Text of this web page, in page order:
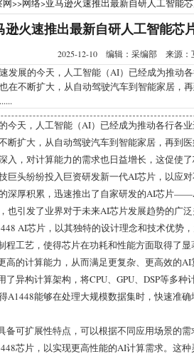
网>>网络>亚马逊火速推出最新自研人工智能
逊火速推出最新自研人工智能芯
2025-12-10 编辑：采编部 来源
展的今天，人工智能（AI）已经成为推动
在不断扩大，从自动驾驶汽车到智能家居，
今天，人工智能（AI）已经成为推动各行各
断扩大，从自动驾驶汽车到智能家居，再到
入，对计算能力的需求也日益增长，这促使了
巨头纷纷投入巨资研发新一代AI芯片，以应
深厚积累，迅速推出了自家研发的AI芯片
也引发了业界对于未来AI芯片发展趋势的广泛
AI芯片，以其独特的设计理念和技术优势
程工艺，使得芯片在功耗和性能方面取得了
高的计算能力，从而满足更复杂、更高效的AI
了异构计算架构，将CPU、GPU、DSP等多
A1448能够在处理大规模数据集时，快速准
备可扩展性特点，可以根据不同应用场景的
芯片，以实现更高性能的AI计算需求。这